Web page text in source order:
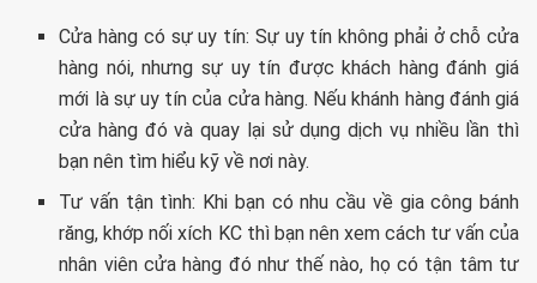
Cửa hàng có sự uy tín: Sự uy tín không phải ở chỗ cửa
hàng nói, nhưng sự uy tín được khách hàng đánh giá
mới là sự uy tín của cửa hàng. Nếu khánh hàng đánh giá
cửa hàng đó và quay lại sử dụng dịch vụ nhiều lần thì
bạn nên tìm hiểu kỹ về nơi này.
Tư vấn tận tình: Khi bạn có nhu cầu về gia công bánh
răng, khớp nối xích KC thì bạn nên xem cách tư vấn của
nhân viên cửa hàng đó như thế nào, họ có tận tâm tư